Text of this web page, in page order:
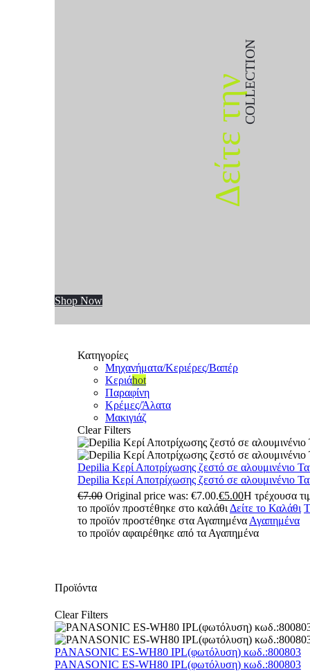
Δείτε τηνCOLLECTION
Shop Now
Κατηγορίες
Μηχανήματα/Κεριέρες/Βαπέρ
Κεριάhot
Παραφίνη
Κρέμες/Άλατα
Μακιγιάζ
Clear Filters
Depilia Κερί Αποτρίχωσης ζεστό σε αλουμινένιο
Depilia Κερί Αποτρίχωσης ζεστό σε αλουμινένιο
€7.00 Original price was: €7.00.€5.00Η τρέχουσα
το προϊόν προστέθηκε στο καλάθι Δείτε το Καλάθι
το προϊόν προστέθηκε στα Αγαπημένα Αγαπημένα
το προϊόν αφαιρέθηκε από τα Αγαπημένα
Προϊόντα
Clear Filters
PANASONIC ES-WH80 IPL(φωτόλυση) κωδ.:800803
PANASONIC ES-WH80 IPL(φωτόλυση) κωδ.:800803